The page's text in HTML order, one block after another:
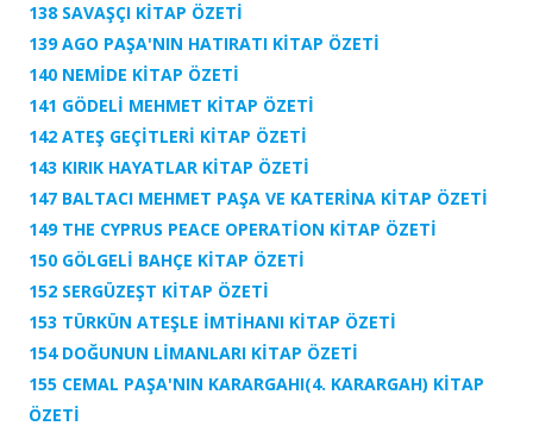
138 SAVAŞÇI KİTAP ÖZETİ
139 AGO PAŞA'NIN HATIRATI KİTAP ÖZETİ
140 NEMİDE KİTAP ÖZETİ
141 GÖDELİ MEHMET KİTAP ÖZETİ
142 ATEŞ GEÇİTLERİ KİTAP ÖZETİ
143 KIRIK HAYATLAR KİTAP ÖZETİ
147 BALTACI MEHMET PAŞA VE KATERİNA KİTAP ÖZETİ
149 THE CYPRUS PEACE OPERATİON KİTAP ÖZETİ
150 GÖLGELİ BAHÇE KİTAP ÖZETİ
152 SERGÜZEŞT KİTAP ÖZETİ
153 TÜRKÜN ATEŞLE İMTİHANI KİTAP ÖZETİ
154 DOĞUNUN LİMANLARI KİTAP ÖZETİ
155 CEMAL PAŞA'NIN KARARGAHI(4. KARARGAH) KİTAP
ÖZETİ